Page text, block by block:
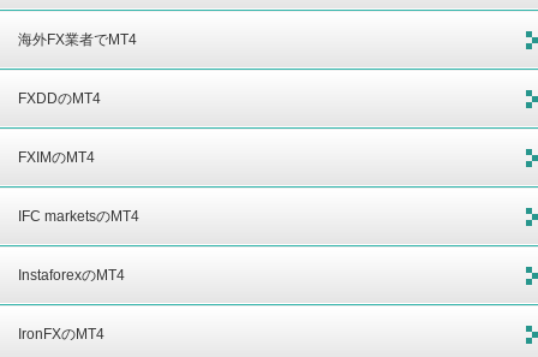
海外FX業者でMT4
FXDDのMT4
FXIMのMT4
IFC marketsのMT4
InstaforexのMT4
IronFXのMT4